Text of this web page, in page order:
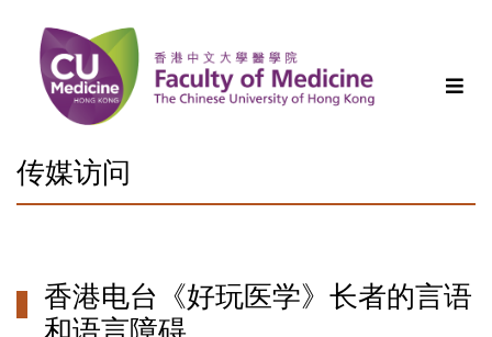
传媒访问
香港电台《好玩医学》长者的言语
和语言障碍